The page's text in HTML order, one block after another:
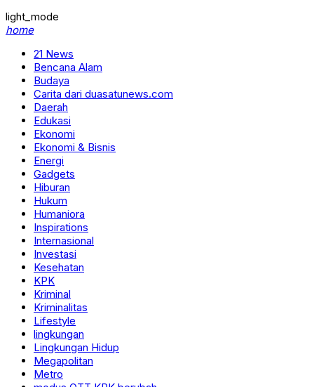
light_mode
home
21 News
Bencana Alam
Budaya
Carita dari duasatunews.com
Daerah
Edukasi
Ekonomi
Ekonomi & Bisnis
Energi
Gadgets
Hiburan
Hukum
Humaniora
Inspirations
Internasional
Investasi
Kesehatan
KPK
Kriminal
Kriminalitas
Lifestyle
lingkungan
Lingkungan Hidup
Megapolitan
Metro